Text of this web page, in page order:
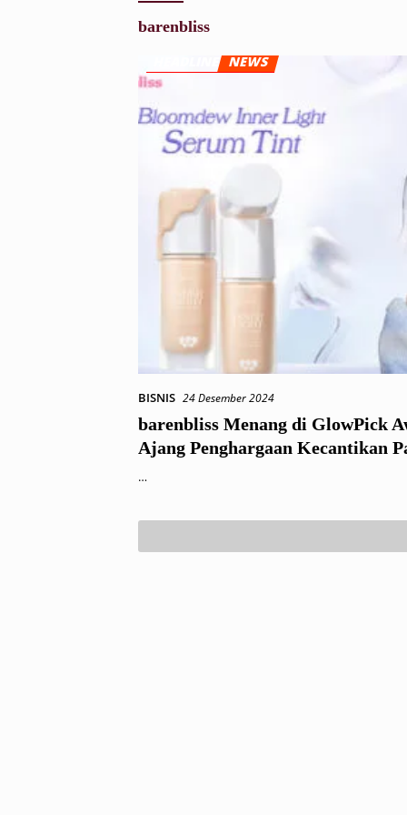
barenbliss
BISNIS 24 Desember 2024
barenbliss Menang di GlowPick
Ajang Penghargaan Kecantikan
…